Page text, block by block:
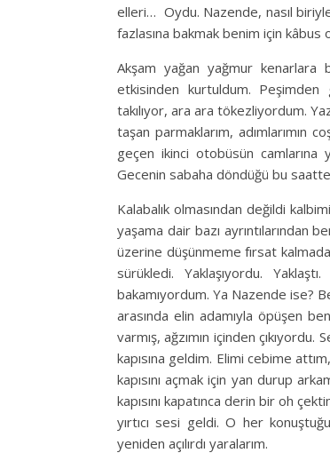
elleri… Oydu. Nazende, nasıl
fazlasına bakmak benim için kâbus
Akşam yağan yağmur kenarlara
etkisinden kurtuldum. Peşimden
takılıyor, ara ara tökezliyordum.
taşan parmaklarım, adımlarımın
geçen ikinci otobüsün camlarına
Gecenin sabaha döndüğü bu
Kalabalık olmasından değildi
yaşama dair bazı ayrıntılarından
üzerine düşünmeme fırsat
sürükledi. Yaklaşıyordu.
bakamıyordum. Ya Nazende ise?
arasında elin adamıyla öpüşen
varmış, ağzımın içinden
kapısına geldim. Elimi cebime
kapısını açmak için yan durup
kapısını kapatınca derin bir oh
yırtıcı sesi geldi. O her
yeniden açılırdı yaralarım.